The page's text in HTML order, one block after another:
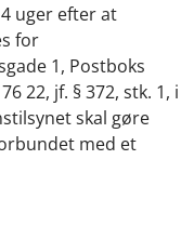
uger efter at
for
1, Postboks
22, jf. § 372, stk. 1, i
skal gøre
med et